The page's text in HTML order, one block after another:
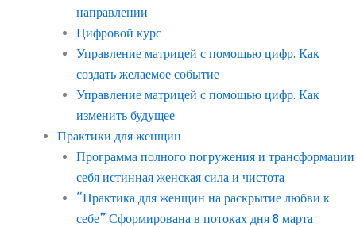
направлении
Цифровой курс
Управление матрицей с помощью цифр. Как
создать желаемое событие
Управление матрицей с помощью цифр. Как
изменить будущее
Практики для женщин
Программа полного погружения и трансформации
себя истинная женская сила и чистота
“Практика для женщин на раскрытие любви к
себе” Сформирована в потоках дня 8 марта